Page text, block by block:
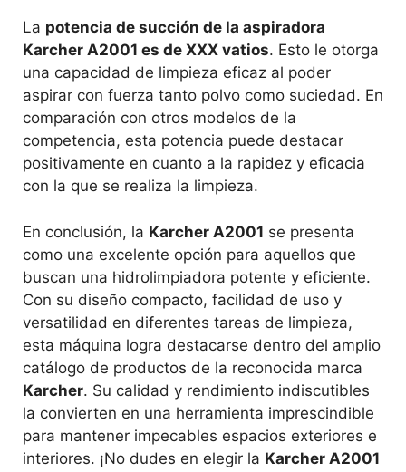
La potencia de succión de la aspiradora
Karcher A2001 es de XXX vatios. Esto le otorga
una capacidad de limpieza eficaz al poder
aspirar con fuerza tanto polvo como suciedad. En
comparación con otros modelos de la
competencia, esta potencia puede destacar
positivamente en cuanto a la rapidez y eficacia
con la que se realiza la limpieza.
En conclusión, la Karcher A2001 se presenta
como una excelente opción para aquellos que
buscan una hidrolimpiadora potente y eficiente.
Con su diseño compacto, facilidad de uso y
versatilidad en diferentes tareas de limpieza,
esta máquina logra destacarse dentro del amplio
catálogo de productos de la reconocida marca
Karcher. Su calidad y rendimiento indiscutibles
la convierten en una herramienta imprescindible
para mantener impecables espacios exteriores e
interiores. ¡No dudes en elegir la Karcher A2001